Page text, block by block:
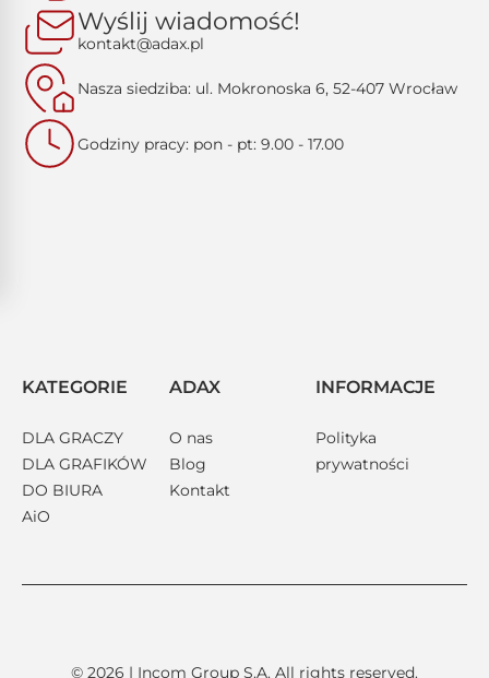
Wyślij wiadomość!
kontakt@adax.pl
Nasza siedziba: ul. Mokronoska 6, 52-407 Wrocław
Godziny pracy: pon - pt: 9.00 - 17.00
KATEGORIE
DLA GRACZY
DLA GRAFIKÓW
DO BIURA
AiO
ADAX
O nas
Blog
Kontakt
INFORMACJE
Polityka
prywatności
© 2026 | Incom Group S.A. All rights reserved.